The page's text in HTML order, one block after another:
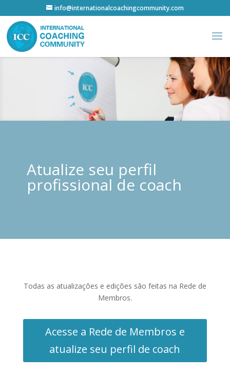
info@internationalcoachingcommunity.com
Atualize seu perfil
profissional de coach
Todas as atualizações e edições são feitas na Rede de
Membros.
Acesse a Rede de Membros e
atualize seu perfil de coach